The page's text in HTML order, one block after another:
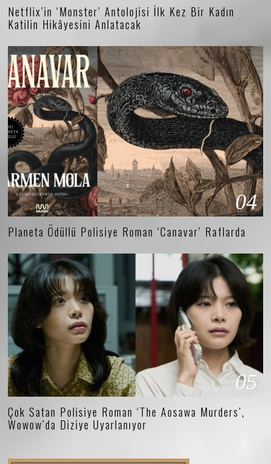
Netflix’in ‘Monster’ Antolojisi İlk Kez Bir Kadın
Katilin Hikâyesini Anlatacak
04
Planeta Ödüllü Polisiye Roman ‘Canavar’ Raflarda
05
Çok Satan Polisiye Roman ‘The Aosawa Murders’,
Wowow’da Diziye Uyarlanıyor